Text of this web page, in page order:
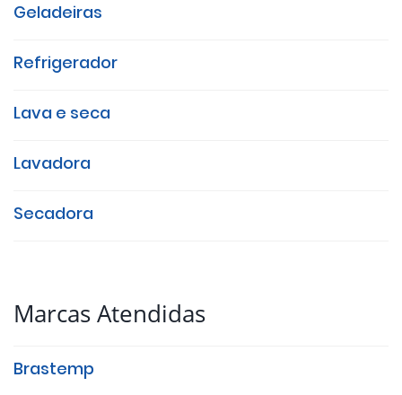
Geladeiras
Refrigerador
Lava e seca
Lavadora
Secadora
Marcas Atendidas
Brastemp